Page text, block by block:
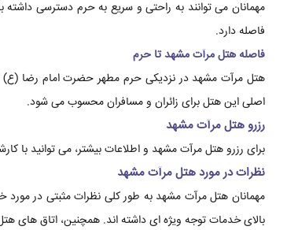
فاصله دارد.
فاصله هتل مرآت مشهد تا حرم
اصلی این هتل برای زائران و مسافران محسوب می شود.
رزرو هتل مرآت مشهد
برای رزرو هتل مرآت مشهد و اطلاعات بیشتر، می توانید با
نظرات در مورد هتل مرآت مشهد
مهمانان هتل مرآت مشهد به طور کلی نظرات مثبتی در
بالای خدمات توجه ویژه ای داشته اند. همچنین، اتاق های